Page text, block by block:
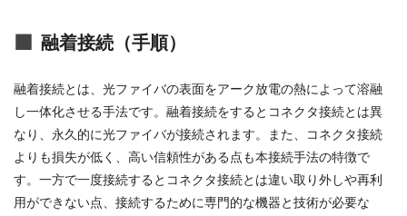
融着接続（手順）
融着接続とは、光ファイバの表面をアーク放電の熱によって溶融
し一体化させる手法です。融着接続をするとコネクタ接続とは異
なり、永久的に光ファイバが接続されます。また、コネクタ接続
よりも損失が低く、高い信頼性がある点も本接続手法の特徴で
す。一方で一度接続するとコネクタ接続とは違い取り外しや再利
用ができない点、接続するために専門的な機器と技術が必要な